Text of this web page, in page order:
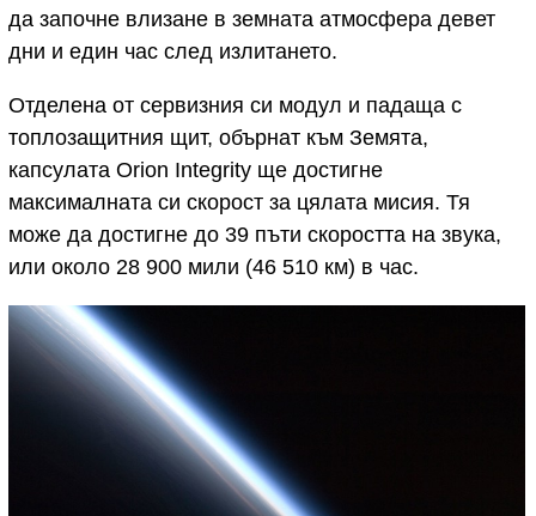
да започне влизане в земната атмосфера девет
дни и един час след излитането.
Отделена от сервизния си модул и падаща с
топлозащитния щит, обърнат към Земята,
капсулата Orion Integrity ще достигне
максималната си скорост за цялата мисия. Тя
може да достигне до 39 пъти скоростта на звука,
или около 28 900 мили (46 510 км) в час.